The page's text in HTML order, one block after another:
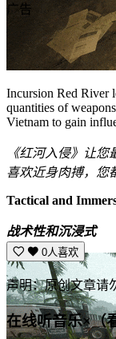
Incursion Red River
quantities of
Vietnam to gain
《红河入侵》让
喜欢近身肉搏，您
Tactical and
战术性和沉浸式
广告
0人喜欢
声明：原创文章请
在线听音乐×（